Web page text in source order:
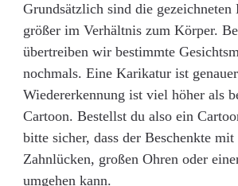
Grundsätzlich sind die
größer im Verhältnis zum Körper.
übertreiben wir bestimmte
nochmals. Eine Karikatur ist
Wiedererkennung ist viel höher als
Cartoon. Bestellst du also ein
bitte sicher, dass der Beschenkte
Zahnlücken, großen Ohren oder
umgehen kann.